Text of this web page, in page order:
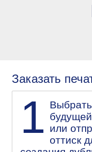
Заказать
1 или
оттиск